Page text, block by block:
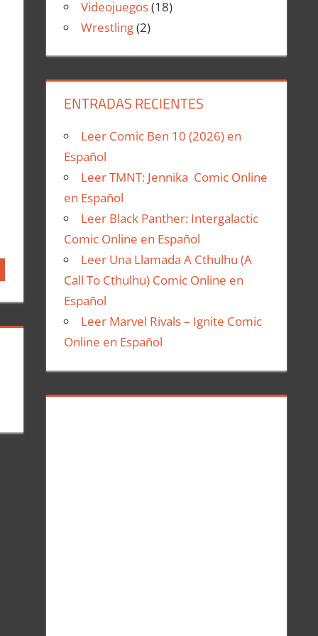
Videojuegos(18)
Wrestling(2)
ENTRADAS RECIENTES
Leer Comic Ben 10 (2026) en
Español
Leer TMNT: Jennika Comic Online
en Español
Leer Black Panther: Intergalactic
Comic Online en Español
Leer Una Llamada A Cthulhu (A
Call To Cthulhu) Comic Online en
Español
Leer Marvel Rivals – Ignite Comic
Online en Español